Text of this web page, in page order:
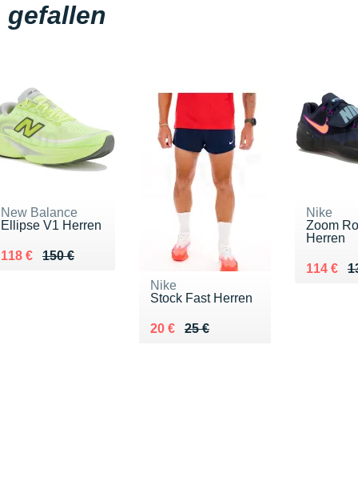
gefallen
New Balance
Ellipse V1 Herren
150 €
Au lieu de 150 €
118 €
Vendu 118 €
Nike
Stock Fast Herren
25 €
Au lieu de 25 €
20 €
Vendu 20 €
Nike
Zoom
Herren
Au lieu
114 €
Vendu